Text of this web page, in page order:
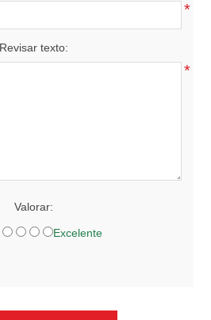
*
Revisar texto:
*
Valorar:
Excelente